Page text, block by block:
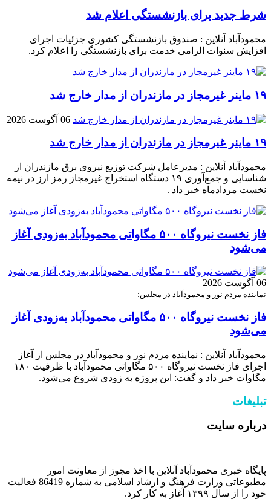
شرط جدید برای بازنشستگی اعلام شد
محمودآباد آنلاین : صندوق بازنشستگی کشوری جزئیات اجرای
افزایش سنوات الزامی خدمت برای بازنشستگی را اعلام کرد.
۱۹ ماینر غیرمجاز در مازندران از مدار خارج شد
06 آگوست 2026
۱۹ ماینر غیرمجاز در مازندران از مدار خارج شد
محمودآباد آنلاین : مدیرعامل شرکت توزیع نیروی برق مازندران از
شناسایی و جمع‌آوری ۱۹ دستگاه استخراج غیرمجاز رمز ارز در نیمه
نخست مردادماه خبر داد .
فاز نخست نیروگاه ۵۰۰ مگاواتی محمودآباد به‌زودی آغاز
می‌شود
06 آگوست 2026
نماینده مردم نور و محمودآباد در مجلس:
فاز نخست نیروگاه ۵۰۰ مگاواتی محمودآباد به‌زودی آغاز
می‌شود
محمودآباد آنلاین : نماینده مردم نور و محمودآباد در مجلس از آغاز
اجرای فاز نخست نیروگاه ۵۰۰ مگاواتی محمودآباد با ظرفیت ۱۸۰
مگاوات خبر داد و گفت: این پروژه به زودی شروع می‌شود.
تبلیغات
درباره سایت
پایگاه خبری محمودآباد آنلاین با اخذ مجوز از معاونت امور
مطبوعاتی وزارت فرهنگ و ارشاد اسلامی به شماره 86419 فعالیت
خود را از سال ۱۳۹۹ آغاز به کار کرد.